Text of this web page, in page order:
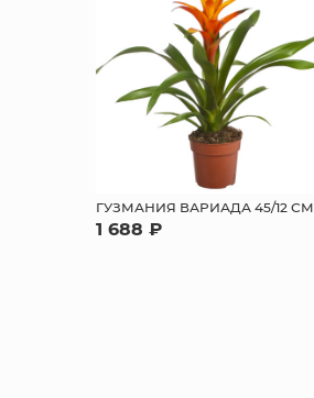
ГУЗМАНИЯ ВАРИАДА 45/12 СМ
1 688 ₽